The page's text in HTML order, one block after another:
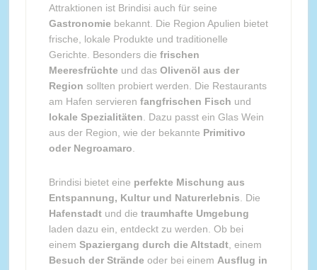
Attraktionen ist Brindisi auch für seine
Gastronomie bekannt. Die Region Apulien bietet
frische, lokale Produkte und traditionelle
Gerichte. Besonders die frischen
Meeresfrüchte und das Olivenöl aus der
Region sollten probiert werden. Die Restaurants
am Hafen servieren fangfrischen Fisch und
lokale Spezialitäten . Dazu passt ein Glas Wein
aus der Region, wie der bekannte Primitivo
oder Negroamaro
Brindisi bietet eine perfekte Mischung aus
Entspannung, Kultur und Naturerlebnis . Die
Hafenstadtund die traumhafte Umgebung
laden dazu ein, entdeckt zu werden. Ob bei
einem Spaziergang durch die Altstadt, einem
Besuch der Strände oder bei einem Ausflug in